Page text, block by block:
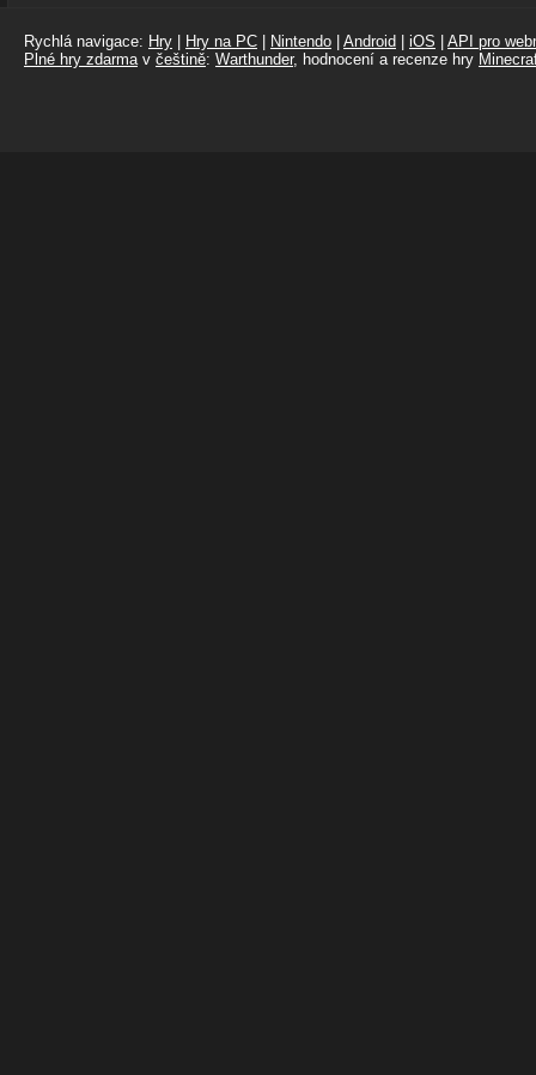
Rychlá navigace: Hry Hry na PC Nintendo Android iOS
API pro
Plné hry zdarmav češtině: Warthunder, hodnocení a recenze hry